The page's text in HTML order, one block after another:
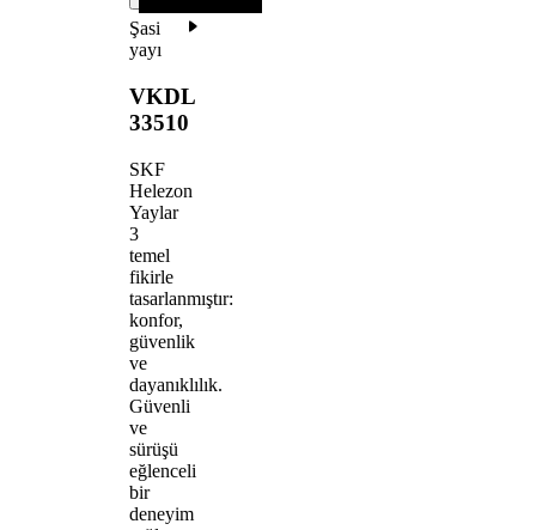
Şasi
yayı
VKDL
33510
SKF
Helezon
Yaylar
3
temel
fikirle
tasarlanmıştır:
konfor,
güvenlik
ve
dayanıklılık.
Güvenli
ve
sürüşü
eğlenceli
bir
deneyim